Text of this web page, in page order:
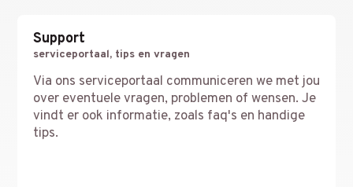
Support
serviceportaal, tips en vragen
Via ons serviceportaal communiceren we met jou
over eventuele vragen, problemen of wensen. Je
vindt er ook informatie, zoals faq's en handige
tips.